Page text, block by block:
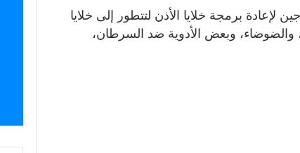
برمجة خلايا الأذن لتتطور إلى خلايا
والضوضاء، وبعض الأدوية ضد السرطان،